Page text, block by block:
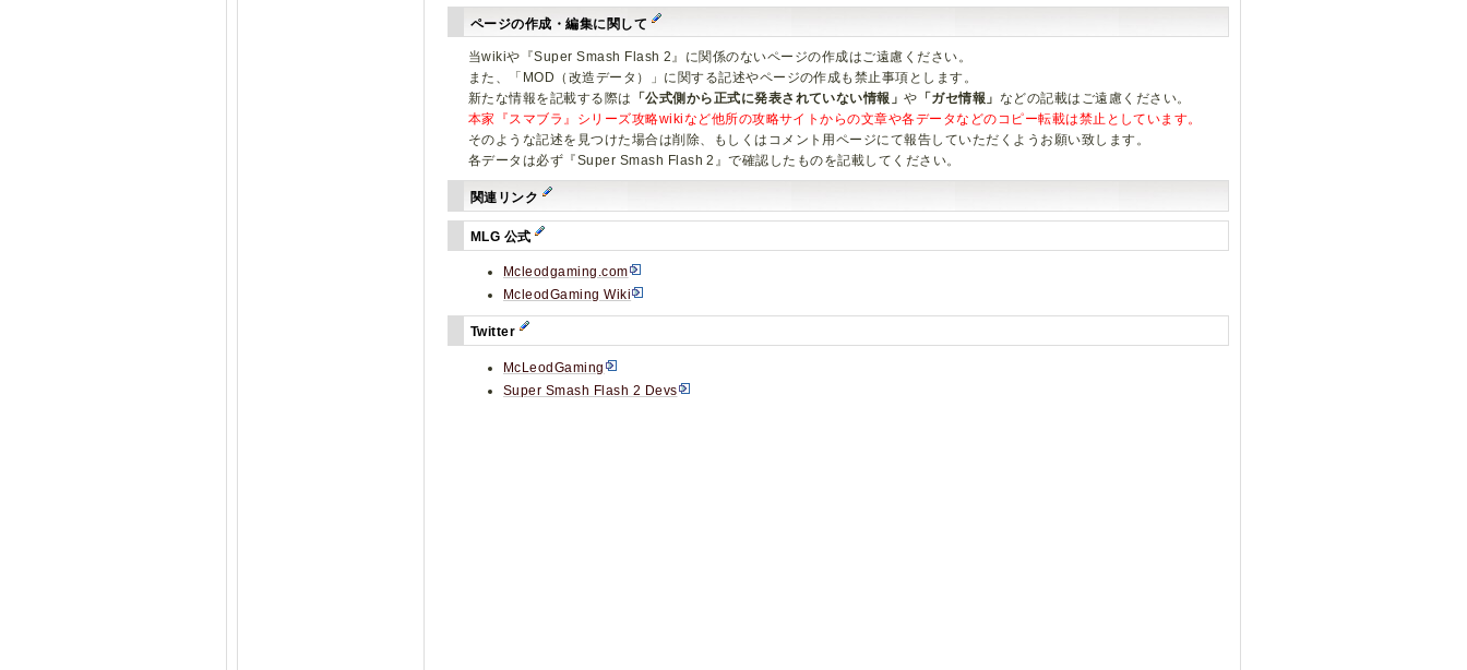
ページの作成・編集に関して
当wikiや『Super Smash Flash 2』に関係のないページの作成はご遠慮ください。
また、「MOD（改造データ）」に関する記述やページの作成も禁止事項とします。
新たな情報を記載する際は
「公式側から正式に発表されていない情報」や 「ガセ情報」 などの記載はご遠慮ください。
本家『スマブラ』シリーズ攻略wikiなど他所の攻略サイトからの文章や各データなどのコピー転載は禁止としています。
そのような記述を見つけた場合は削除、もしくはコメント用ページにて報告していただくようお願い致します。
各データは必ず『Super Smash Flash 2』で確認したものを記載してください。
関連リンク
MLG 公式
Mcleodgaming.com
McleodGaming Wiki
Twitter
McLeodGaming
Super Smash Flash 2 Devs